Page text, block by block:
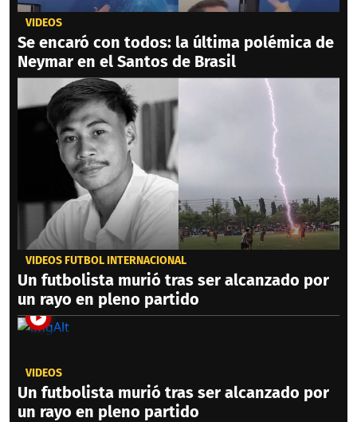
VIDEOS
Se encaró con todos: la última polémica de
Neymar en el Santos de Brasil
VIDEOS FÚTBOL INTERNACIONAL
Un futbolista murió tras ser alcanzado por
un rayo en pleno partido
VIDEOS
Un futbolista murió tras ser alcanzado por
un rayo en pleno partido